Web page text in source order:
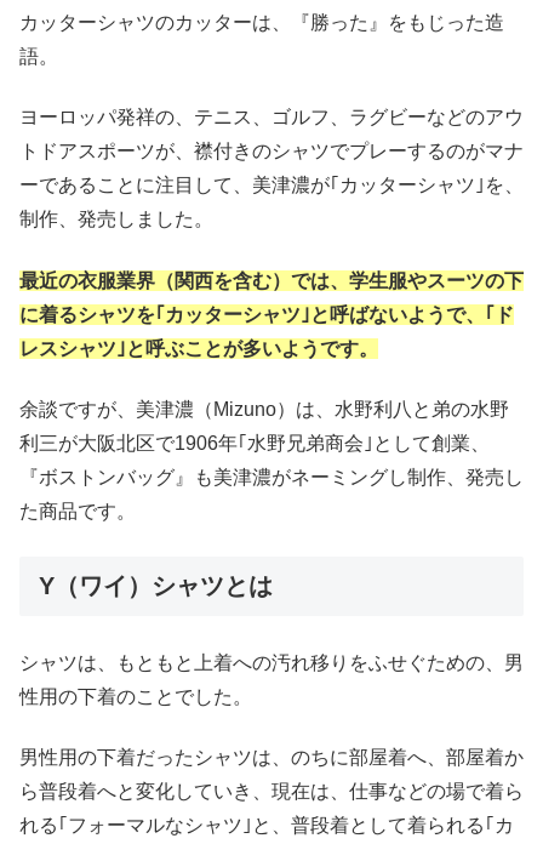
カッターシャツのカッターは、『勝った』をもじった造
語。
ヨーロッパ発祥の、テニス、ゴルフ、ラグビーなどのアウ
トドアスポーツが、襟付きのシャツでプレーするのがマナ
ーであることに注目して、美津濃が｢カッターシャツ｣を、
制作、発売しました。
最近の衣服業界（関西を含む）では、学生服やスーツの下
に着るシャツを｢カッターシャツ｣と呼ばないようで、｢ド
レスシャツ｣と呼ぶことが多いようです。
余談ですが、美津濃（Mizuno）は、水野利八と弟の水野
利三が大阪北区で1906年｢水野兄弟商会｣として創業、
『ボストンバッグ』も美津濃がネーミングし制作、発売し
た商品です。
Y（ワイ）シャツとは
シャツは、もともと上着への汚れ移りをふせぐための、男
性用の下着のことでした。
男性用の下着だったシャツは、のちに部屋着へ、部屋着か
ら普段着へと変化していき、現在は、仕事などの場で着ら
れる｢フォーマルなシャツ｣と、普段着として着られる｢カ